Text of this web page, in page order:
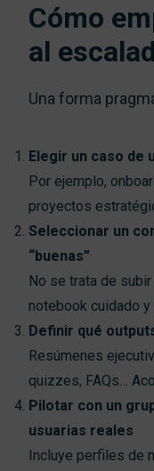
Cómo
al
Una forma
Elegir un caso de
Por ejemplo,
proyectos
Seleccionar un
“buenas”
No se trata de
notebook cuidado y
Definir qué
Resúmenes
quizzes, FAQs…
Pilotar con un
usuarias reales
Incluye perfiles de